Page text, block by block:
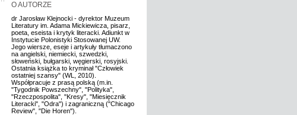
O AUTORZE
dr Jarosław Klejnocki - dyrektor Muzeum
Literatury im. Adama Mickiewicza, pisarz,
poeta, eseista i krytyk literacki. Adiunkt w
Instytucie Polonistyki Stosowanej UW.
Jego wiersze, eseje i artykuły tłumaczono
na angielski, niemiecki, szwedzki,
słoweński, bułgarski, węgierski, rosyjski.
Ostatnia książka to kryminał "Człowiek
ostatniej szansy" (WL, 2010).
Współpracuje z prasą polską (m.in.
"Tygodnik Powszechny", "Polityka",
"Rzeczpospolita", "Kresy", "Miesięcznik
Literacki", "Odra") i zagraniczną ("Chicago
Review", "Die Horen").